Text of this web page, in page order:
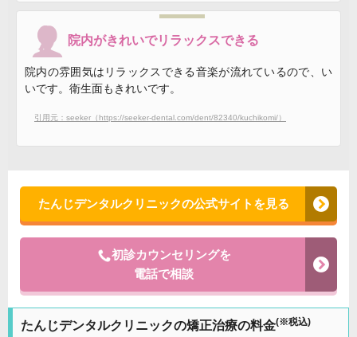
院内がきれいでリラックスできる
院内の雰囲気はリラックスできる音楽が流れているので、い
いです。衛生面もきれいです。
引用元：seeker（https://seeker-dental.com/dent/82340/kuchikomi/）
たんじデンタルクリニックの公式サイトを見る
初診カウンセリングを
電話で相談
たんじデンタルクリニックの矯正治療の料金(※税込)